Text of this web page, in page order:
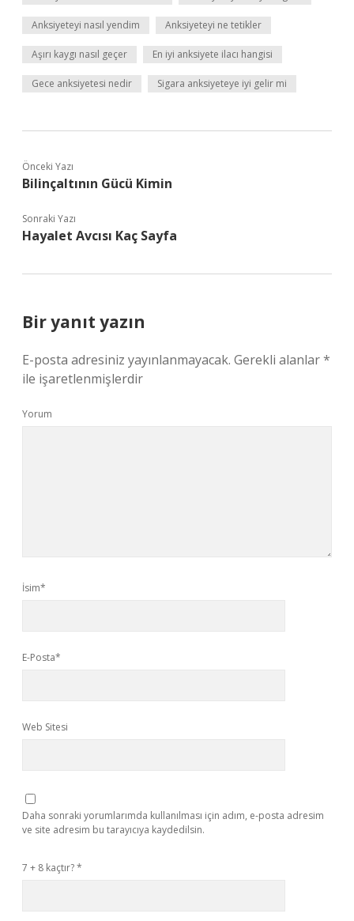
Anksiyeteyi nasıl yendim Anksiyeteyi ne tetikler
Aşırı kaygı nasıl geçer En iyi anksiyete ilacı hangisi
Gece anksiyetesi nedir Sigara anksiyeteye iyi gelir mi
Önceki Yazı
Bilinçaltının Gücü Kimin
Sonraki Yazı
Hayalet Avcısı Kaç Sayfa
Bir yanıt yazın
E-posta adresiniz yayınlanmayacak. Gerekli alanlar*
ile işaretlenmişlerdir
Yorum
İsim*
E-Posta*
Web Sitesi
Daha sonraki yorumlarımda kullanılması için adım, e-posta adresim
ve site adresim bu tarayıcıya kaydedilsin.
7 + 8 kaçtır?*